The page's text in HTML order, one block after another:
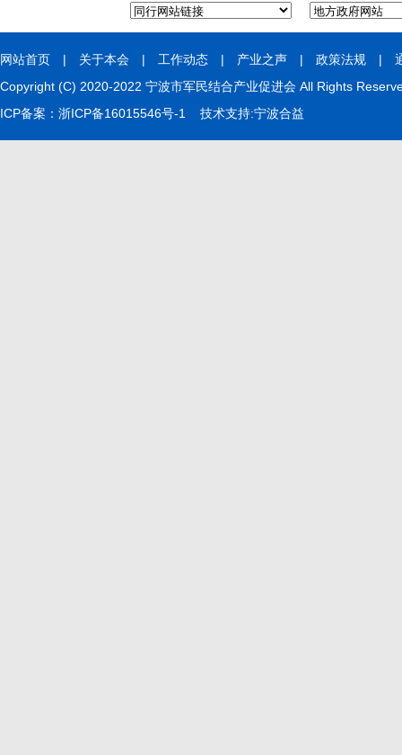
网站首页 | 关于本会 | 工作动态 | 产业之声 | 政策法规 |
Copyright (C) 2020-2022 宁波市军民结合产业促进会 All Rights
ICP备案： 浙ICP备16015546号-1 技术支持:宁波合益